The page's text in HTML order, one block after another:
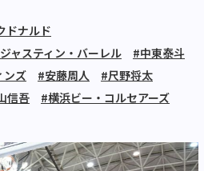
ドナルド
ャスティン・バーレル
#中東泰斗
ンズ
#安藤周人
#尺野将太
信吾
#横浜ビー・コルセアーズ